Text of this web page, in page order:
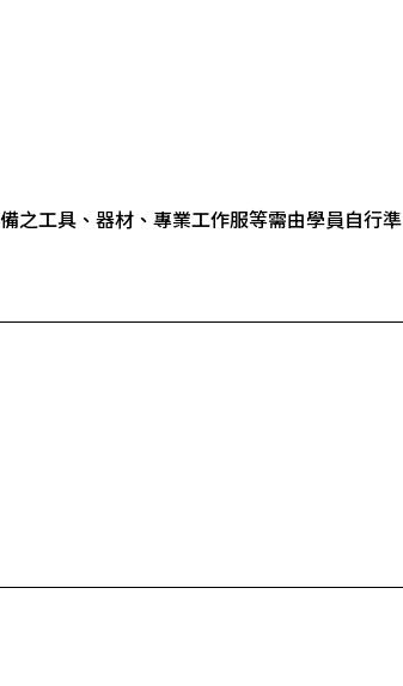
之工具、器材、專業工作服等需由學員自行準